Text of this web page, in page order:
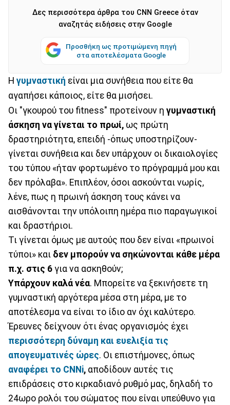
Δες περισσότερα άρθρα του CNN Greece όταν
αναζητάς ειδήσεις στην Google
Προσθήκη ως προτιμώμενη πηγή
στα αποτελέσματα Google
Η γυμναστική είναι μια συνήθεια που είτε θα
αγαπήσει κάποιος, είτε θα μισήσει.
Οι "γκουρού του fitness" προτείνουν η γυμναστική
άσκηση να γίνεται το πρωί, ως πρώτη
δραστηριότητα, επειδή -όπως υποστηρίζουν-
γίνεται συνήθεια και δεν υπάρχουν οι δικαιολογίες
του τύπου «ήταν φορτωμένο το πρόγραμμά μου και
δεν πρόλαβα». Επιπλέον, όσοι ασκούνται νωρίς,
λένε, πως η πρωινή άσκηση τους κάνει να
αισθάνονται την υπόλοιπη ημέρα πιο παραγωγικοί
και δραστήριοι.
Τι γίνεται όμως με αυτούς που δεν είναι «πρωινοί
τύποι» και δεν μπορούν να σηκώνονται κάθε μέρα
π.χ. στις 6 για να ασκηθούν;
Υπάρχουν καλά νέα. Μπορείτε να ξεκινήσετε τη
γυμναστική αργότερα μέσα στη μέρα, με το
αποτέλεσμα να είναι το ίδιο αν όχι καλύτερο.
Έρευνες δείχνουν ότι ένας οργανισμός έχει
περισσότερη δύναμη και ευελιξία τις
απογευματινές ώρες. Οι επιστήμονες, όπως
αναφέρει το CNNi, αποδίδουν αυτές τις
επιδράσεις στο κιρκαδιανό ρυθμό μας, δηλαδή το
24ωρο ρολόι του σώματος που είναι υπεύθυνο για